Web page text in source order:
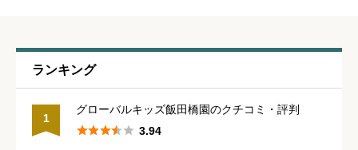
星の数をお選びください 
ランキング
1
グローバルキッズ飯田橋園のクチコミ・評判
 3.94